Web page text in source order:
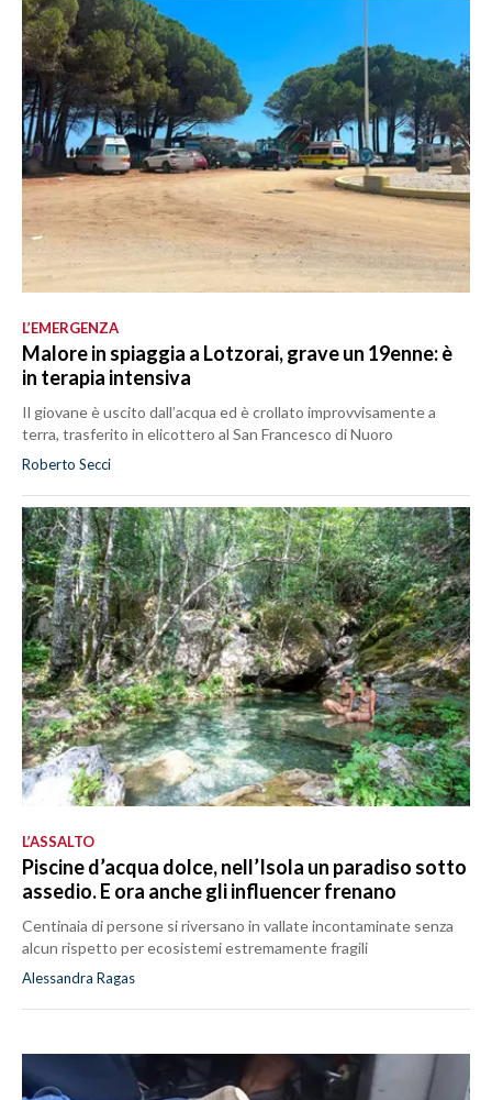
L’EMERGENZA
Malore in spiaggia a Lotzorai, grave un 19enne: è
in terapia intensiva
Il giovane è uscito dall’acqua ed è crollato improvvisamente a
terra, trasferito in elicottero al San Francesco di Nuoro
Roberto Secci
L’ASSALTO
Piscine d’acqua dolce, nell’Isola un paradiso sotto
assedio. E ora anche gli influencer frenano
Centinaia di persone si riversano in vallate incontaminate senza
alcun rispetto per ecosistemi estremamente fragili
Alessandra Ragas